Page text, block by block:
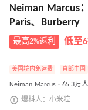
Neiman Marcus
Paris、Burberry
最高2%返利 低至
美国境内免运费 直邮中国
Neiman Marcus · 65.3万
爆料人：小米粒